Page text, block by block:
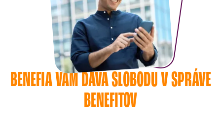
BENEFIA VÁM DÁVA SLOBODU V SPRÁVE
BENEFITOV